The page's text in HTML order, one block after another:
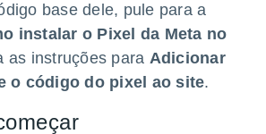
base dele, pule para a
instalar o Pixel da Meta no
as instruções para Adicionar
o código do pixel ao site.